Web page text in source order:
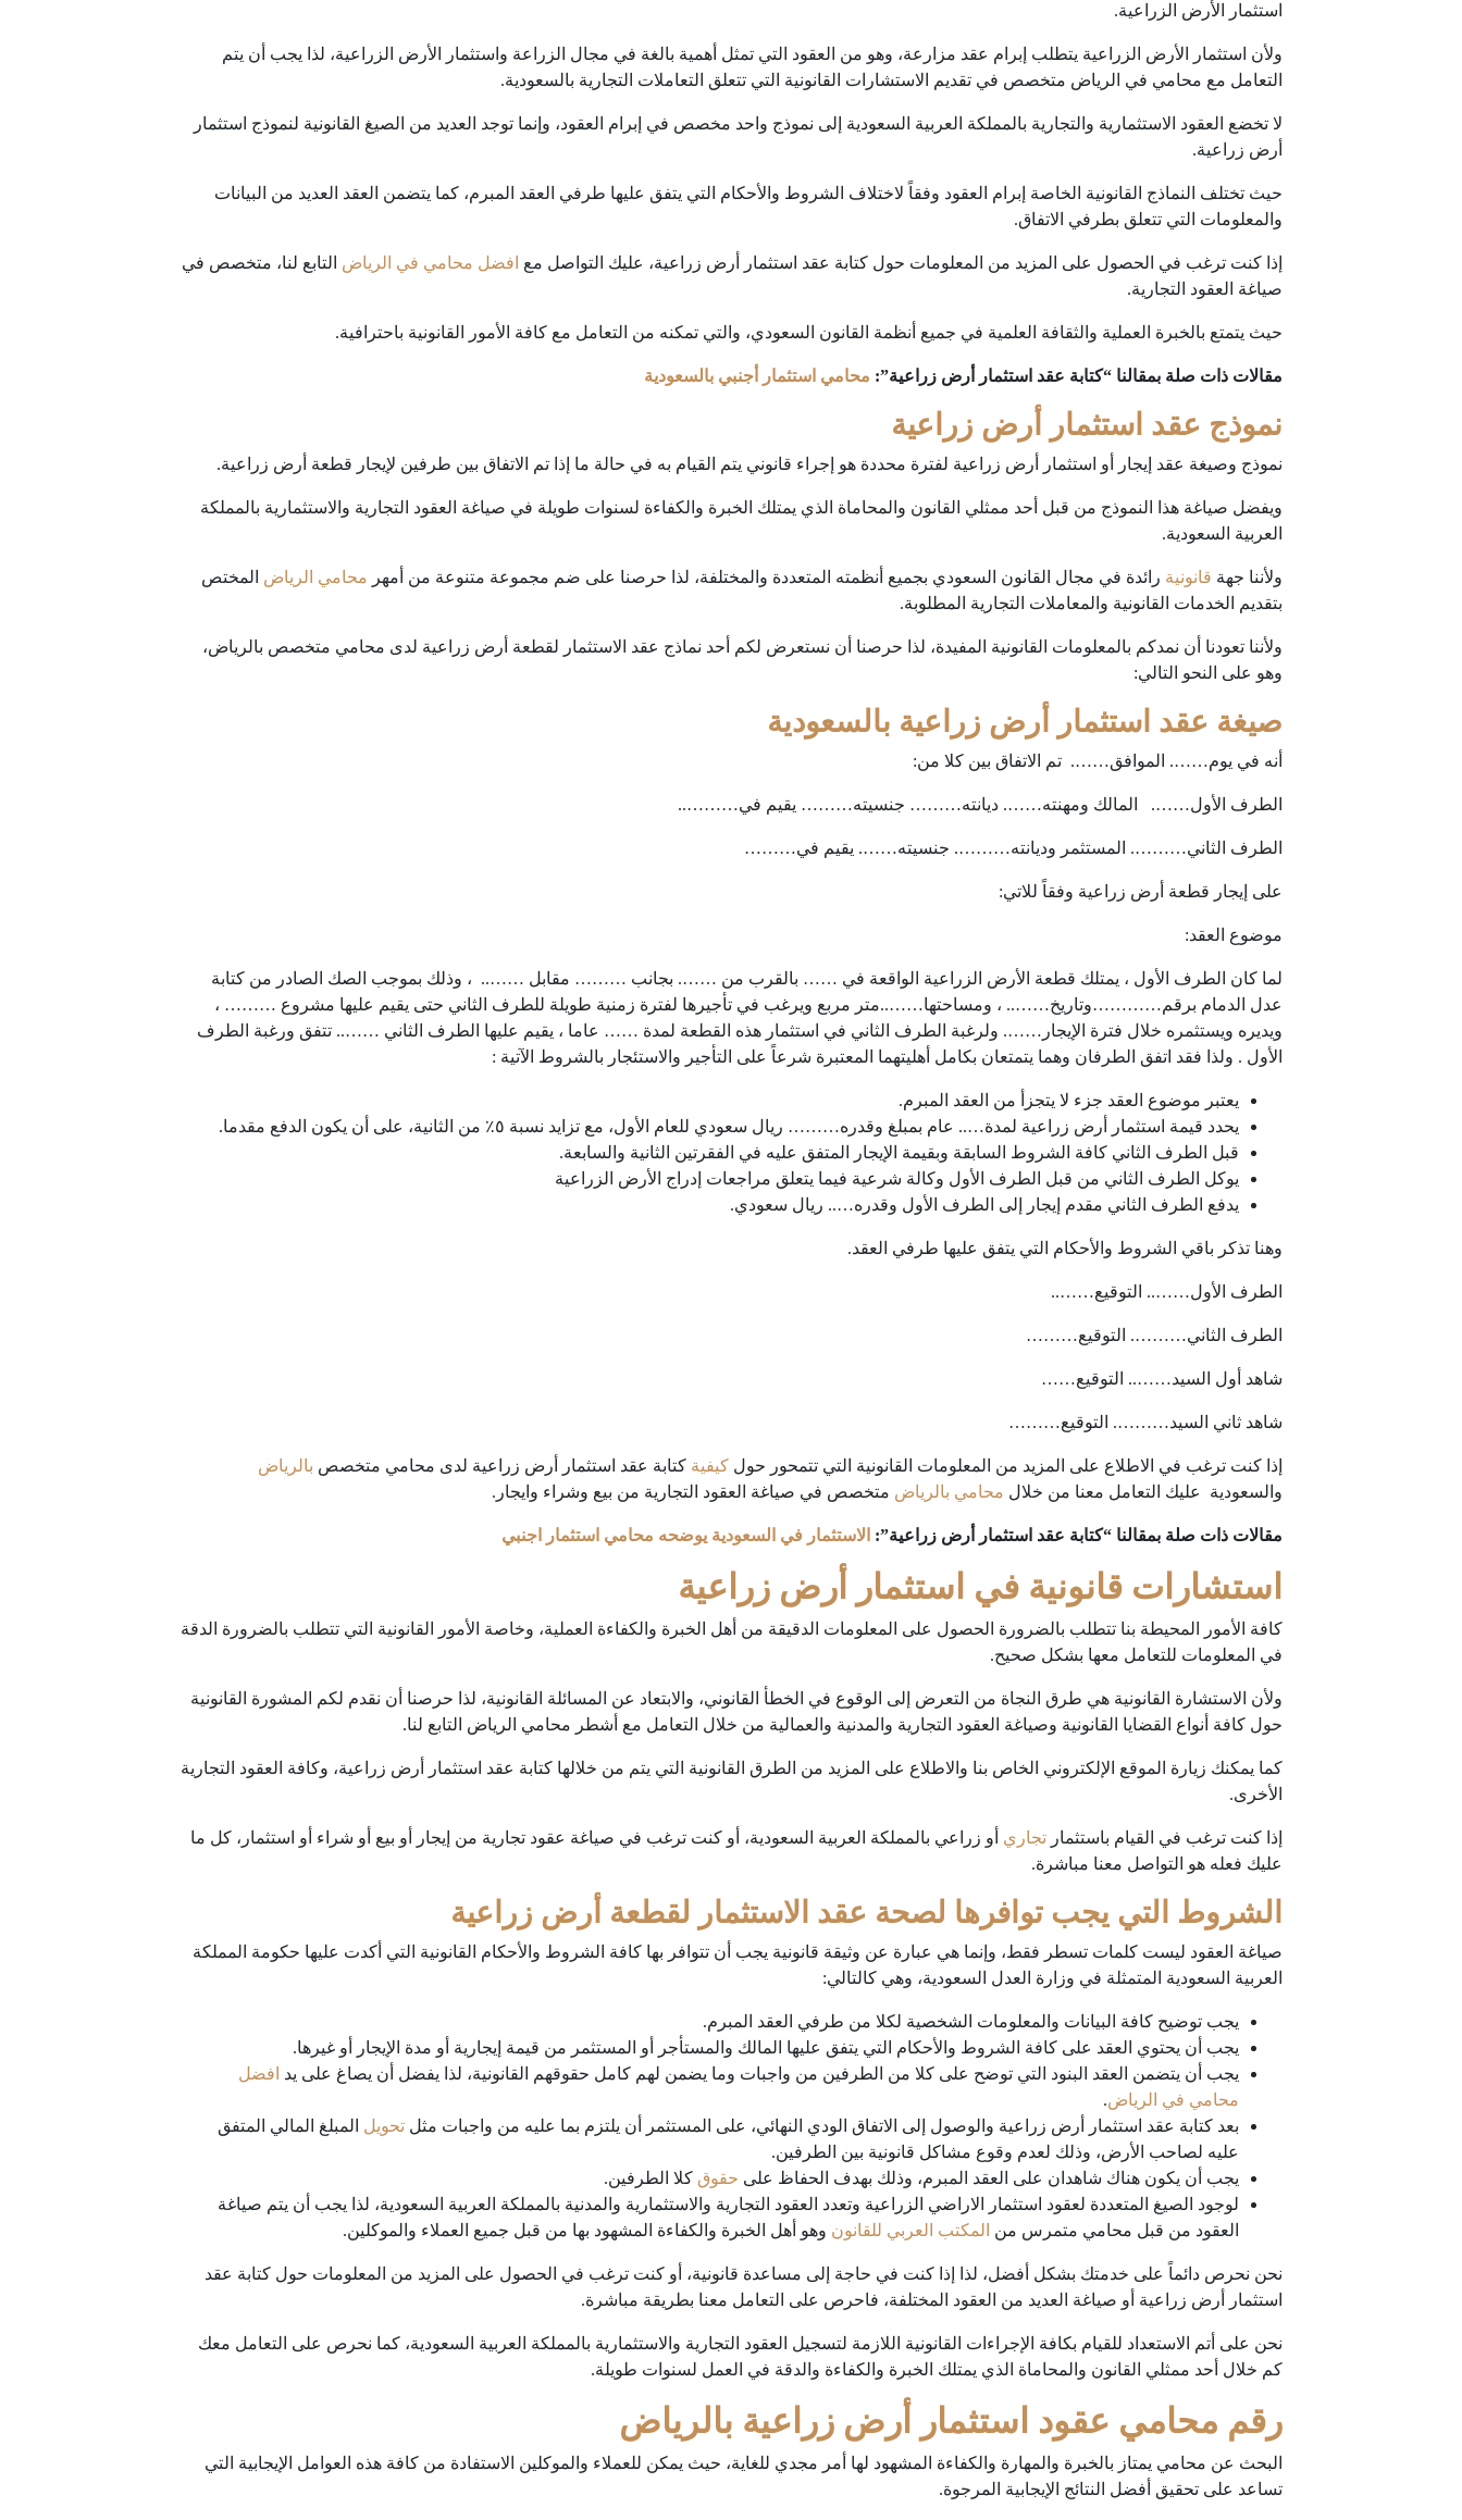
استثمار الأرض الزراعية.
ولأن استثمار الأرض الزراعية يتطلب إبرام عقد مزارعة، وهو من العقود التي تمثل أهمية بالغة في مجال الزراعة واستثمار الأرض الزراعية، لذا يجب أن يتم
التعامل مع محامي في الرياض متخصص في تقديم الاستشارات القانونية التي تتعلق التعاملات التجارية بالسعودية.
لا تخضع العقود الاستثمارية والتجارية بالمملكة العربية السعودية إلى نموذج واحد مخصص في إبرام العقود، وإنما توجد العديد من الصيغ القانونية لنموذج استثمار
أرض زراعية.
حيث تختلف النماذج القانونية الخاصة إبرام العقود وفقاً لاختلاف الشروط والأحكام التي يتفق عليها طرفي العقد المبرم، كما يتضمن العقد العديد من البيانات
والمعلومات التي تتعلق بطرفي الاتفاق.
إذا كنت ترغب في الحصول على المزيد من المعلومات حول كتابة عقد استثمار أرض زراعية، عليك التواصل مع افضل محامي في الرياض التابع لنا، متخصص في
صياغة العقود التجارية.
حيث يتمتع بالخبرة العملية والثقافة العلمية في جميع أنظمة القانون السعودي، والتي تمكنه من التعامل مع كافة الأمور القانونية باحترافية.
مقالات ذات صلة بمقالنا “كتابة عقد استثمار أرض زراعية”: محامي استثمار أجنبي بالسعودية
نموذج عقد استثمار أرض زراعية
نموذج وصيغة عقد إيجار أو استثمار أرض زراعية لفترة محددة هو إجراء قانوني يتم القيام به في حالة ما إذا تم الاتفاق بين طرفين لإيجار قطعة أرض زراعية.
ويفضل صياغة هذا النموذج من قبل أحد ممثلي القانون والمحاماة الذي يمتلك الخبرة والكفاءة لسنوات طويلة في صياغة العقود التجارية والاستثمارية بالمملكة
العربية السعودية.
ولأننا جهة قانونية رائدة في مجال القانون السعودي بجميع أنظمته المتعددة والمختلفة، لذا حرصنا على ضم مجموعة متنوعة من أمهر محامي الرياض المختص
بتقديم الخدمات القانونية والمعاملات التجارية المطلوبة.
ولأننا تعودنا أن نمدكم بالمعلومات القانونية المفيدة، لذا حرصنا أن نستعرض لكم أحد نماذج عقد الاستثمار لقطعة أرض زراعية لدى محامي متخصص بالرياض،
وهو على النحو التالي:
صيغة عقد استثمار أرض زراعية بالسعودية
أنه في يوم……. الموافق……. تم الاتفاق بين كلا من:
الطرف الأول……. المالك ومهنته……. ديانته……… جنسيته……… يقيم في………..
الطرف الثاني………. المستثمر وديانته………. جنسيته……. يقيم في………
على إيجار قطعة أرض زراعية وفقاً للاتي:
موضوع العقد:
لما كان الطرف الأول ، يمتلك قطعة الأرض الزراعية الواقعة في …… بالقرب من ……. بجانب ……… مقابل …….. ، وذلك بموجب الصك الصادر من كتابة
عدل الدمام برقم…………وتاريخ…….. ، ومساحتها……..متر مربع ويرغب في تأجيرها لفترة زمنية طويلة للطرف الثاني حتى يقيم عليها مشروع ……… ،
ويديره ويستثمره خلال فترة الإيجار……. ولرغبة الطرف الثاني في استثمار هذه القطعة لمدة …… عاما ، يقيم عليها الطرف الثاني …….. تتفق ورغبة الطرف
الأول . ولذا فقد اتفق الطرفان وهما يتمتعان بكامل أهليتهما المعتبرة شرعاً على التأجير والاستئجار بالشروط الآتية :
يعتبر موضوع العقد جزء لا يتجزأ من العقد المبرم.
يحدد قيمة استثمار أرض زراعية لمدة….. عام بمبلغ وقدره……… ريال سعودي للعام الأول، مع تزايد نسبة ٥٪ من الثانية، على أن يكون الدفع مقدما.
قبل الطرف الثاني كافة الشروط السابقة وبقيمة الإيجار المتفق عليه في الفقرتين الثانية والسابعة.
يوكل الطرف الثاني من قبل الطرف الأول وكالة شرعية فيما يتعلق مراجعات إدراج الأرض الزراعية
يدفع الطرف الثاني مقدم إيجار إلى الطرف الأول وقدره….. ريال سعودي.
وهنا تذكر باقي الشروط والأحكام التي يتفق عليها طرفي العقد.
الطرف الأول…….. التوقيع……..
الطرف الثاني………. التوقيع………
شاهد أول السيد…….. التوقيع……
شاهد ثاني السيد………. التوقيع………
إذا كنت ترغب في الاطلاع على المزيد من المعلومات القانونية التي تتمحور حول كيفية كتابة عقد استثمار أرض زراعية لدى محامي متخصص بالرياض
والسعودية عليك التعامل معنا من خلال محامي بالرياض متخصص في صياغة العقود التجارية من بيع وشراء وايجار.
مقالات ذات صلة بمقالنا “كتابة عقد استثمار أرض زراعية”: الاستثمار في السعودية يوضحه محامي استثمار اجنبي
استشارات قانونية في استثمار أرض زراعية
كافة الأمور المحيطة بنا تتطلب بالضرورة الحصول على المعلومات الدقيقة من أهل الخبرة والكفاءة العملية، وخاصة الأمور القانونية التي تتطلب بالضرورة الدقة
في المعلومات للتعامل معها بشكل صحيح.
ولأن الاستشارة القانونية هي طرق النجاة من التعرض إلى الوقوع في الخطأ القانوني، والابتعاد عن المسائلة القانونية، لذا حرصنا أن نقدم لكم المشورة القانونية
حول كافة أنواع القضايا القانونية وصياغة العقود التجارية والمدنية والعمالية من خلال التعامل مع أشطر محامي الرياض التابع لنا.
كما يمكنك زيارة الموقع الإلكتروني الخاص بنا والاطلاع على المزيد من الطرق القانونية التي يتم من خلالها كتابة عقد استثمار أرض زراعية، وكافة العقود التجارية
الأخرى.
إذا كنت ترغب في القيام باستثمار تجاري أو زراعي بالمملكة العربية السعودية، أو كنت ترغب في صياغة عقود تجارية من إيجار أو بيع أو شراء أو استثمار، كل ما
عليك فعله هو التواصل معنا مباشرة.
الشروط التي يجب توافرها لصحة عقد الاستثمار لقطعة أرض زراعية
صياغة العقود ليست كلمات تسطر فقط، وإنما هي عبارة عن وثيقة قانونية يجب أن تتوافر بها كافة الشروط والأحكام القانونية التي أكدت عليها حكومة المملكة
العربية السعودية المتمثلة في وزارة العدل السعودية، وهي كالتالي:
يجب توضيح كافة البيانات والمعلومات الشخصية لكلا من طرفي العقد المبرم.
يجب أن يحتوي العقد على كافة الشروط والأحكام التي يتفق عليها المالك والمستأجر أو المستثمر من قيمة إيجارية أو مدة الإيجار أو غيرها.
يجب أن يتضمن العقد البنود التي توضح على كلا من الطرفين من واجبات وما يضمن لهم كامل حقوقهم القانونية، لذا يفضل أن يصاغ على يد افضل
محامي في الرياض.
بعد كتابة عقد استثمار أرض زراعية والوصول إلى الاتفاق الودي النهائي، على المستثمر أن يلتزم بما عليه من واجبات مثل تحويل المبلغ المالي المتفق
عليه لصاحب الأرض، وذلك لعدم وقوع مشاكل قانونية بين الطرفين.
يجب أن يكون هناك شاهدان على العقد المبرم، وذلك بهدف الحفاظ على حقوق كلا الطرفين.
لوجود الصيغ المتعددة لعقود استثمار الاراضي الزراعية وتعدد العقود التجارية والاستثمارية والمدنية بالمملكة العربية السعودية، لذا يجب أن يتم صياغة
العقود من قبل محامي متمرس من المكتب العربي للقانون وهو أهل الخبرة والكفاءة المشهود بها من قبل جميع العملاء والموكلين.
نحن نحرص دائماً على خدمتك بشكل أفضل، لذا إذا كنت في حاجة إلى مساعدة قانونية، أو كنت ترغب في الحصول على المزيد من المعلومات حول كتابة عقد
استثمار أرض زراعية أو صياغة العديد من العقود المختلفة، فاحرص على التعامل معنا بطريقة مباشرة.
نحن على أتم الاستعداد للقيام بكافة الإجراءات القانونية اللازمة لتسجيل العقود التجارية والاستثمارية بالمملكة العربية السعودية، كما نحرص على التعامل معك
كم خلال أحد ممثلي القانون والمحاماة الذي يمتلك الخبرة والكفاءة والدقة في العمل لسنوات طويلة.
رقم محامي عقود استثمار أرض زراعية بالرياض
البحث عن محامي يمتاز بالخبرة والمهارة والكفاءة المشهود لها أمر مجدي للغاية، حيث يمكن للعملاء والموكلين الاستفادة من كافة هذه العوامل الإيجابية التي
تساعد على تحقيق أفضل النتائج الإيجابية المرجوة.